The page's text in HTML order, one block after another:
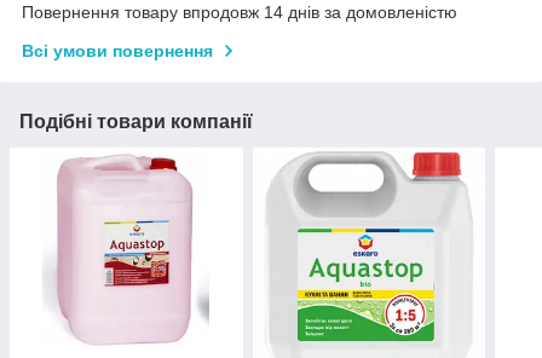
Повернення товару впродовж 14 днів за домовленістю
Всі умови повернення
Подібні товари компанії